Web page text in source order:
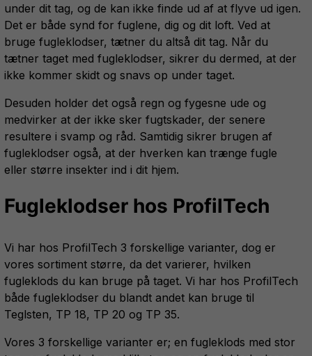
under dit tag, og de kan ikke finde ud af at flyve ud igen.
Det er både synd for fuglene, dig og dit loft. Ved at
bruge fugleklodser, tætner du altså dit tag. Når du
tætner taget med fugleklodser, sikrer du dermed, at der
ikke kommer skidt og snavs op under taget.
Desuden holder det også regn og fygesne ude og
medvirker at der ikke sker fugtskader, der senere
resultere i svamp og råd. Samtidig sikrer brugen af
fugleklodser også, at der hverken kan trænge fugle
eller større insekter ind i dit hjem.
Fugleklodser hos ProfilTech
Vi har hos ProfilTech 3 forskellige varianter, dog er
vores sortiment større, da det varierer, hvilken
fugleklods du kan bruge på taget. Vi har hos ProfilTech
både fugleklodser du blandt andet kan bruge til
Teglsten, TP 18, TP 20 og TP 35.
Vores 3 forskellige varianter er; en fugleklods med stor